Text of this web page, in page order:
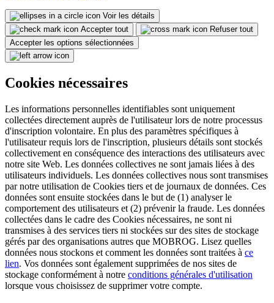
Voir les détails
Accepter tout
Refuser tout
Accepter les options sélectionnées
Cookies nécessaires
Les informations personnelles identifiables sont uniquement
collectées directement auprès de l'utilisateur lors de notre processus
d'inscription volontaire. En plus des paramètres spécifiques à
l'utilisateur requis lors de l'inscription, plusieurs détails sont stockés
collectivement en conséquence des interactions des utilisateurs avec
notre site Web. Les données collectives ne sont jamais liées à des
utilisateurs individuels. Les données collectives nous sont transmises
par notre utilisation de Cookies tiers et de journaux de données. Ces
données sont ensuite stockées dans le but de (1) analyser le
comportement des utilisateurs et (2) prévenir la fraude. Les données
collectées dans le cadre des Cookies nécessaires, ne sont ni
transmises à des services tiers ni stockées sur des sites de stockage
gérés par des organisations autres que MOBROG. Lisez quelles
données nous stockons et comment les données sont traitées à ce
lien. Vos données sont également supprimées de nos sites de
stockage conformément à notre conditions générales d'utilisation
lorsque vous choisissez de supprimer votre compte.